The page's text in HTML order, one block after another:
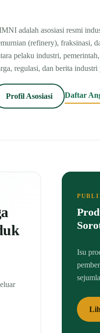
adalah asosiasi resmi
(refinery), fraksinasi,
pelaku industri,
regulasi, dan berita industri
Profil Asosiasi Daftar
Isu